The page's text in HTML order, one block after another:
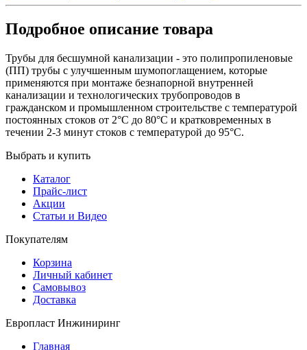
Подробное описание товара
Трубы для бесшумной канализации - это полипропиленовые
(ПП) трубы с улучшенным шумопоглащением, которые
применяются при монтаже безнапорной внутренней
канализации и технологических трубопроводов в
гражданском и промышленном строительстве с температурой
постоянных стоков от 2°С до 80°С и кратковременных в
течении 2-3 минут стоков с температурой до 95°С.
Выбрать и купить
Каталог
Прайс-лист
Акции
Статьи и Видео
Покупателям
Корзина
Личный кабинет
Самовывоз
Доставка
Европласт Инжиниринг
Главная